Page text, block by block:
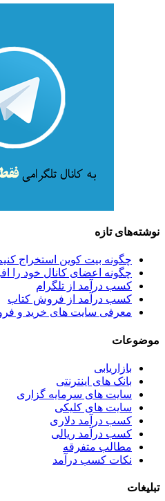
نوشته‌های تازه
چگونه بیت کوین استخراج
چگونه اعضای کانال خود را
کسب درآمد از تلگرام
کسب درآمد از فروش کتاب
معرفی سایت های خرید و
موضوعات
بازاریابی
بانک های اینترنتی
سایت های سرمایه گزاری
سایت های کلیکی
کسب درآمد دلاری
کسب درآمد ریالی
مطالب متفرقه
نکات کسب درآمد
تبلیغات